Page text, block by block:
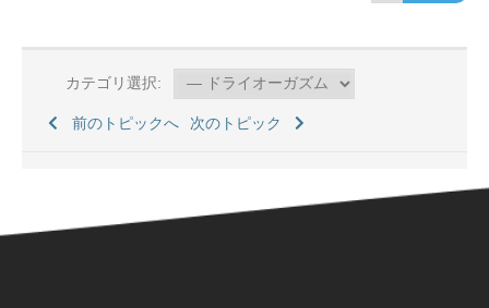
カテゴリ選択:
前のトピックへ 次のトピック